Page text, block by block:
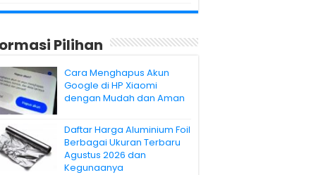
Pilihan
Cara Menghapus Akun
Google di HP Xiaomi
dengan Mudah dan Aman
Daftar Harga Aluminium Foil
Berbagai Ukuran Terbaru
Agustus 2026 dan
Kegunaanya